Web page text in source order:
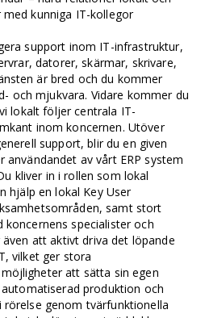
kunniga IT-kollegor
support inom IT-infrastruktur,
datorer, skärmar, skrivare,
är bred och du kommer
och mjukvara. Vidare kommer du
lokalt följer centrala IT-
inom koncernen. Utöver
support, blir du en given
användandet av vårt ERP system
kliver in i rollen som lokal
hjälp en lokal Key User
samt stort
specialister och
att aktivt driva det löpande
vilket ger stora
att sätta sin egen
produktion och
genom tvärfunktionella